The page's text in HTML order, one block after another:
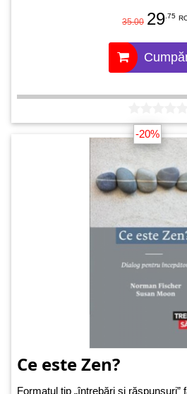
35.00 29 .75
-20%
Ce este Zen?
Formatul tip „întrebări și răspunsuri”